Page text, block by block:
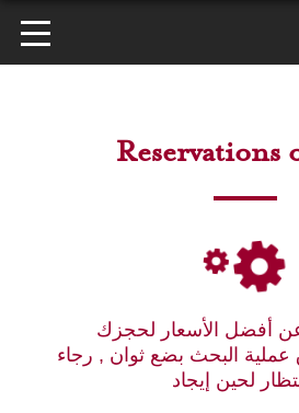
Reservations
أفضل الأسعار لحجزك
البحث بضع ثوان , رجاء
لحين إيجاد